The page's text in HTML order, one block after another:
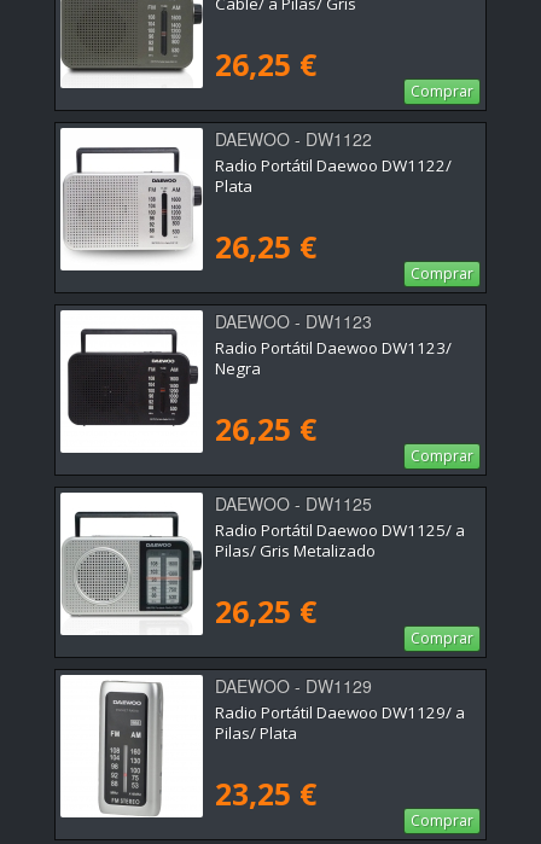
26,25 €
Comprar
DAEWOO - DW1122
Radio Portátil Daewoo DW1122/
Plata
26,25 €
Comprar
DAEWOO - DW1123
Radio Portátil Daewoo DW1123/
Negra
26,25 €
Comprar
DAEWOO - DW1125
Radio Portátil Daewoo DW1125/ a
Pilas/ Gris Metalizado
26,25 €
Comprar
DAEWOO - DW1129
Radio Portátil Daewoo DW1129/ a
Pilas/ Plata
23,25 €
Comprar